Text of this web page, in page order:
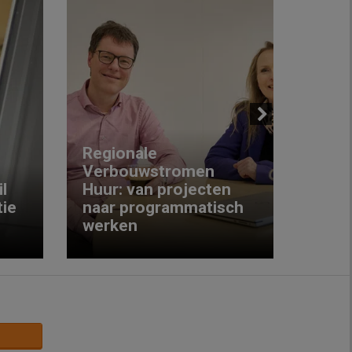
Regionale
Verbouwstromen
Huur: van projecten
naar programmatisch
werken
Next